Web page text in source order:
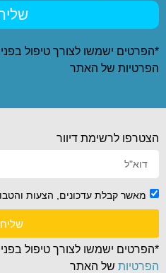
*הפרטים ישמשו לצורך טיפול
הפרטיות של האתר
הצטרפו לרשימת דיוור
מאשר קבלת עדכונים, הצעות
*הפרטים ישמשו לצורך טיפול
הפרטיות של האתר